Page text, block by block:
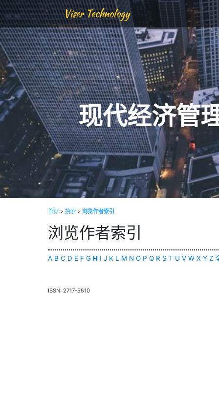
Viser Technology
现代经济管
首页 > 搜索 > 浏览作者索引
浏览作者索引
A B C D E F G H I J K L M N O P Q R S T U V W X Y Z
ISSN: 2717-5510